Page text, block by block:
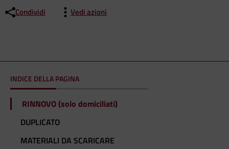
Condividi Vedi azioni
INDICE DELLA PAGINA
RINNOVO (solo domiciliati)
DUPLICATO
MATERIALI DA SCARICARE